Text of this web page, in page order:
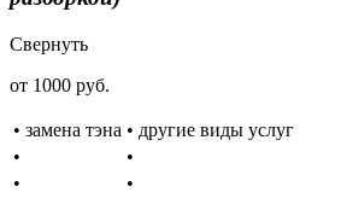
Свернуть
от 1000 руб.
• замена тэна • другие виды услуг
•
•
•
•